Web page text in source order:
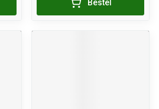
Bestel